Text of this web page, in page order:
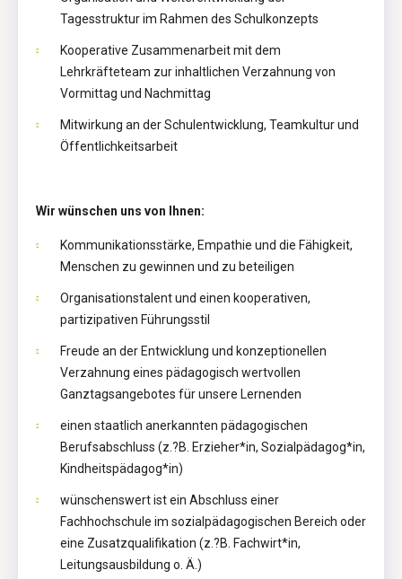
Tagesstruktur im Rahmen des Schulkonzepts
Kooperative Zusammenarbeit mit dem
Lehrkräfteteam zur inhaltlichen Verzahnung von
Vormittag und Nachmittag
Mitwirkung an der Schulentwicklung, Teamkultur und
Öffentlichkeitsarbeit
Wir wünschen uns von Ihnen:
Kommunikationsstärke, Empathie und die Fähigkeit,
Menschen zu gewinnen und zu beteiligen
Organisationstalent und einen kooperativen,
partizipativen Führungsstil
Freude an der Entwicklung und konzeptionellen
Verzahnung eines pädagogisch wertvollen
Ganztagsangebotes für unsere Lernenden
einen staatlich anerkannten pädagogischen
Berufsabschluss (z.?B. Erzieher*in, Sozialpädagog*in,
Kindheitspädagog*in)
wünschenswert ist ein Abschluss einer
Fachhochschule im sozialpädagogischen Bereich oder
eine Zusatzqualifikation (z.?B. Fachwirt*in,
Leitungsausbildung o. Ä.)